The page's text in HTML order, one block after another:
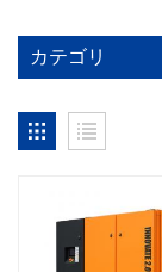
カテゴリ